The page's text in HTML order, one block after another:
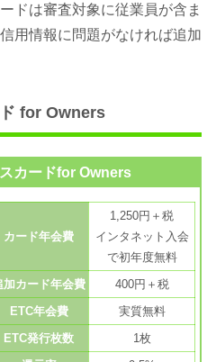
ドは審査対象に従業員が含ま
用情報に問題がなければ追加
for Owners
カードfor Owners
カード年会費
1,250円＋税
インタネット入会
で初年度無料
加カード年会費
400円＋税
ETC年会費
実質無料
ETC発行枚数
1枚